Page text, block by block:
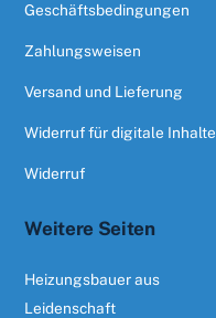
Geschäftsbedingungen
Zahlungsweisen
Versand und Lieferung
Widerruf für digitale Inhalte
Widerruf
Weitere Seiten
Heizungsbauer aus
Leidenschaft